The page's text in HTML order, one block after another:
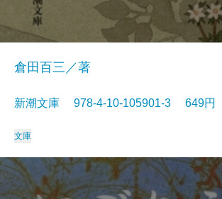
倉田百三／著
新潮文庫 978-4-10-105901-3 649円
文庫